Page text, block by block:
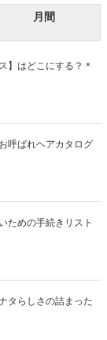
月間
】はどこにする？＊
呼ばれヘアカタログ
ための手続きリスト
タらしさの詰まった